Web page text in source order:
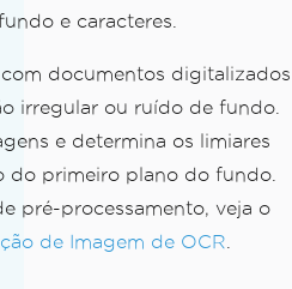
e caracteres.
documentos digitalizados
irregular ou ruído de fundo.
e determina os limiares
do primeiro plano do fundo.
pré-processamento, veja o
de Imagem de OCR.